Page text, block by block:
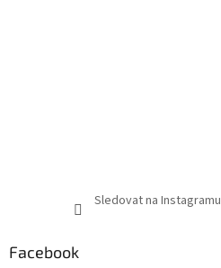
Sledovat na Instagramu
Facebook